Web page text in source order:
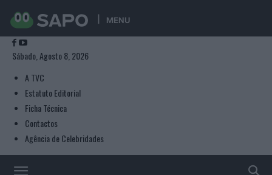
MENU
Sábado, Agosto 8, 2026
A TVC
Estatuto Editorial
Ficha Técnica
Contactos
Agência de Celebridades